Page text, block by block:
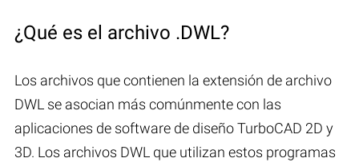
¿Qué es el archivo .DWL?
Los archivos que contienen la extensión de archivo
DWL se asocian más comúnmente con las
aplicaciones de software de diseño TurboCAD 2D y
3D. Los archivos DWL que utilizan estos programas